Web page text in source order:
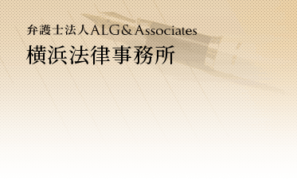
横浜法律事務所